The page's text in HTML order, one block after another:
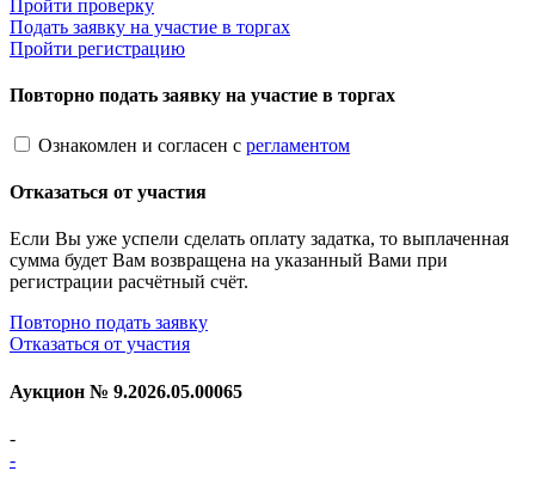
Пройти проверку
Подать заявку на участие в торгах
Пройти регистрацию
Повторно подать заявку на участие в торгах
Ознакомлен и согласен с регламентом
Отказаться от участия
Если Вы уже успели сделать оплату задатка, то выплаченная
сумма будет Вам возвращена на указанный Вами при
регистрации расчётный счёт.
Повторно подать заявку
Отказаться от участия
Аукцион № 9.2026.05.00065
-
-